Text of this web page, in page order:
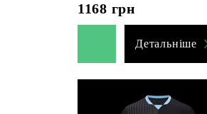
1168 грн
Детальніше